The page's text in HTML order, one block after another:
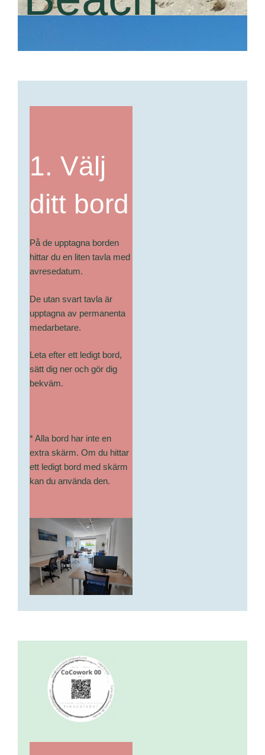
1. Välj
ditt bord
På de upptagna borden
hittar du en liten tavla med
avresedatum.
De utan svart tavla är
upptagna av permanenta
medarbetare.
Leta efter ett ledigt bord,
sätt dig ner och gör dig
bekväm.
* Alla bord har inte en
extra skärm. Om du hittar
ett ledigt bord med skärm
kan du använda den.